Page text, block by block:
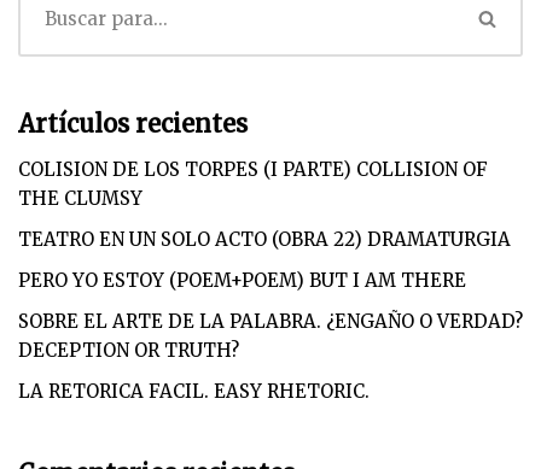
Artículos recientes
COLISION DE LOS TORPES (I PARTE) COLLISION OF
THE CLUMSY
TEATRO EN UN SOLO ACTO (OBRA 22) DRAMATURGIA
PERO YO ESTOY (POEM+POEM) BUT I AM THERE
SOBRE EL ARTE DE LA PALABRA. ¿ENGAÑO O VERDAD?
DECEPTION OR TRUTH?
LA RETORICA FACIL. EASY RHETORIC.